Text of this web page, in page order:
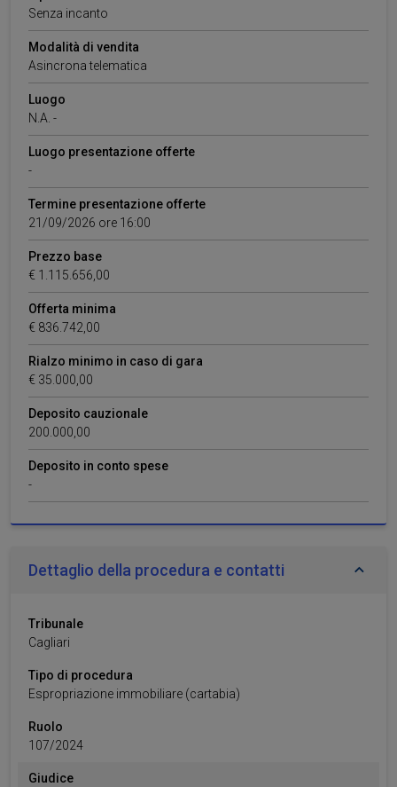
Senza incanto
Modalità di vendita
Asincrona telematica
Luogo
N.A. -
Luogo presentazione offerte
-
Termine presentazione offerte
21/09/2026 ore 16:00
Prezzo base
€ 1.115.656,00
Offerta minima
€ 836.742,00
Rialzo minimo in caso di gara
€ 35.000,00
Deposito cauzionale
200.000,00
Deposito in conto spese
-
Dettaglio della procedura e contatti
Tribunale
Cagliari
Tipo di procedura
Espropriazione immobiliare (cartabia)
Ruolo
107/2024
Giudice